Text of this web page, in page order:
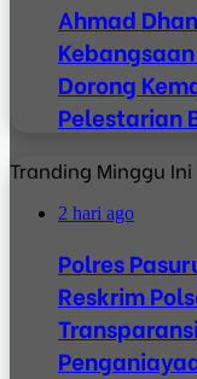
Ahmad
Dorong
Pelestarian
Tranding Minggu Ini
2 hari ago
Polres
Reskrim